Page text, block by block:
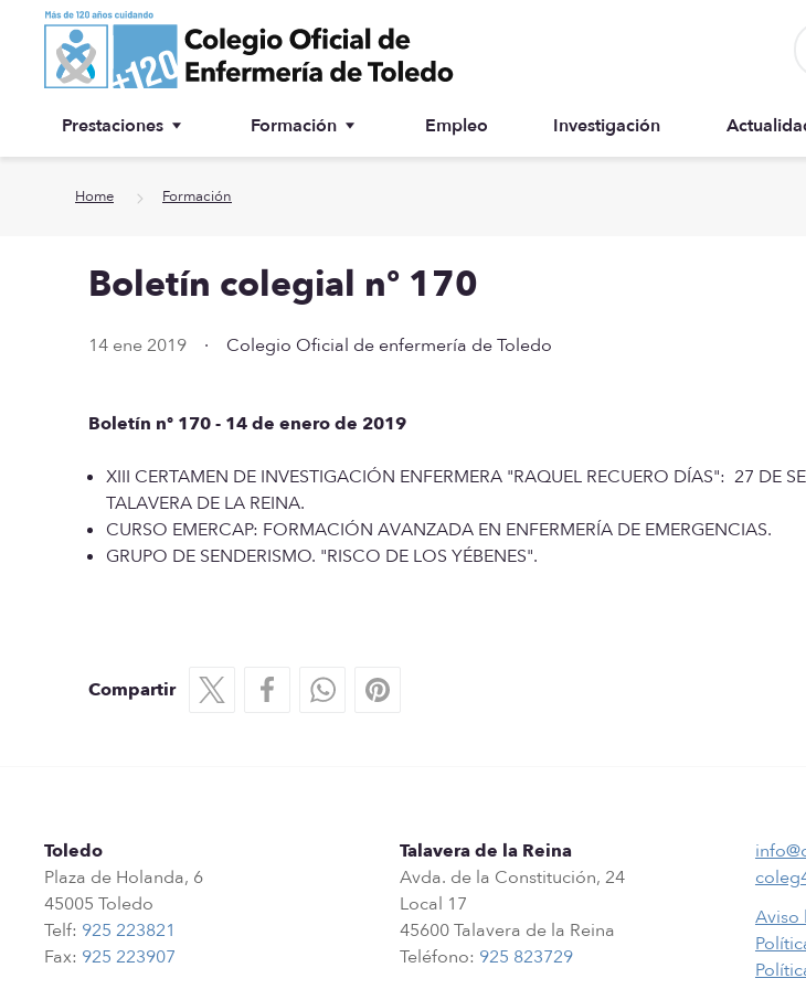
Ir a contenido principal
Prestaciones
Asesoría jurídica
Especialidades
Formación Empleo Investigación
Home Formación
Boletín colegial nº 170
14 ene 2019 · Colegio Oficial de enfermería de Toledo
Boletín nº 170 - 14 de enero de 2019
XIII CERTAMEN DE INVESTIGACIÓN ENFERMERA "RAQUEL RECUERO DÍAS": 27 DE
TALAVERA DE LA REINA.
CURSO EMERCAP: FORMACIÓN AVANZADA EN ENFERMERÍA DE EMERGENCIAS.
GRUPO DE SENDERISMO. "RISCO DE LOS YÉBENES".
Compartir
Toledo
Plaza de Holanda, 6
45005 Toledo
Telf: 925 223821
Fax: 925 223907
Talavera de la Reina
Avda. de la Constitución, 24
Local 17
45600 Talavera de la Reina
Teléfono: 925 823729
Aviso